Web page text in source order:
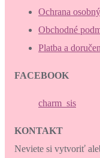
Ochrana
Obchodné
Platba a
FACEBOOK
charm_sis
KONTAKT
Neviete si vytvoriť